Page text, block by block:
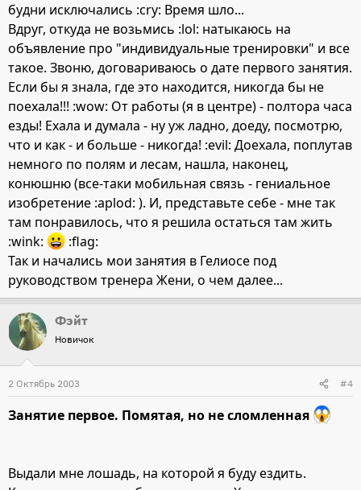
будни исключались :cry: Время шло...
Вдруг, откуда не возьмись :lol: натыкаюсь на
объявление про "индивидуальные тренировки" и все
такое. Звоню, договариваюсь о дате первого занятия.
Если бы я знала, где это находится, никогда бы не
поехала!!! :wow: От работы (я в центре) - полтора часа
езды! Ехала и думала - ну уж ладно, доеду, посмотрю,
что и как - и больше - никогда! :evil: Доехала, поплутав
немного по полям и лесам, нашла, наконец,
конюшню (все-таки мобильная связь - гениальное
изобретение :aplod: ). И, представьте себе - мне так
там понравилось, что я решила остаться там жить
:wink:
:flag:
Так и начались мои занятия в Гелиосе под
руководством тренера Жени, о чем далее...
Фэйт
Новичок
2 Октябрь 2003 #4
Занятие первое. Помятая, но не сломленная
Выдали мне лошадь, на которой я буду ездить.